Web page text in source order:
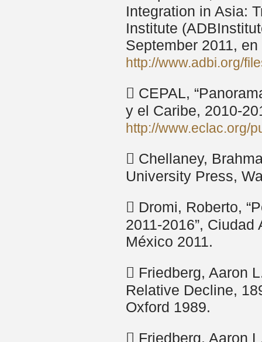
Integration in Asia:
Institute
September 2011, en
http://www.adbi.org/
 CEPAL,
y el Caribe, 2010-
http://www.eclac.org/
 Chellaney,
University Press,
 Dromi, Roberto,
2011-2016”,
México 2011.
 Friedberg, Aaron
Relative Decline,
Oxford 1989.
 Friedberg, Aaron